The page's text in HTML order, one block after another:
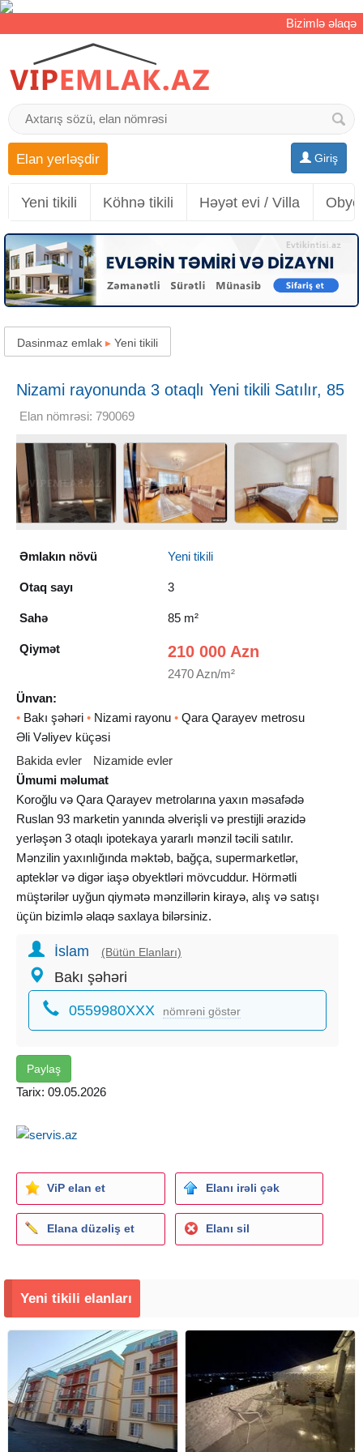
Bizimlə əlaqə
Giriş
Elan yerləşdir
Yeni tikili Köhnə tikili Həyət evi / Villa
Dasinmaz emlak ▸ Yeni tikili
Nizami rayonunda 3 otaqlı Yeni tikili Satılır, 85
m²
Elan nömrəsi: 790069
Əmlakın növü Yeni tikili
Otaq sayı 3
Sahə 85 m²
Qiymət 210 000 Azn
2470 Azn/m²
Ünvan:
• Bakı şəhəri • Nizami rayonu • Qara Qarayev metrosu
Əli Vəliyev küçəsi
Bakida evler
Nizamide evler
Ümumi məlumat
Koroğlu və Qara Qarayev metrolarına yaxın məsafədə
Ruslan 93 marketin yanında əlverişli və prestijli ərazidə
yerləşən 3 otaqlı ipotekaya yararlı mənzil təcili satılır.
Mənzilin yaxınlığında məktəb, bağça, supermarketlər,
apteklər və digər iaşə obyektləri mövcuddur. Hörmətli
müştərilər uyğun qiymətə mənzillərin kirayə, alış və satışı
üçün bizimlə əlaqə saxlaya bilərsiniz.
İslam (Bütün Elanları)
Bakı şəhəri
0559980XXX nömrəni göstər
Paylaş
Tarix: 09.05.2026
ViP elan et Elanı irəli çək
Elana düzəliş et Elanı sil
Yeni tikili elanları